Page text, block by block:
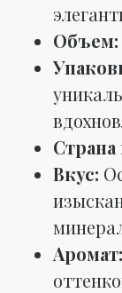
Объем:
Вкус:
Аромат: